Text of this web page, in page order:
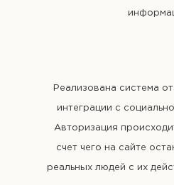
Реализована система
интеграции с
Авторизация
счет чего на сайте
реальных людей с их